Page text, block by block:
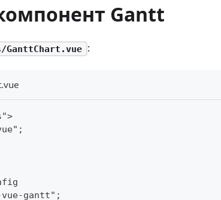
Gantt
GanttChart.vue :
gantt";